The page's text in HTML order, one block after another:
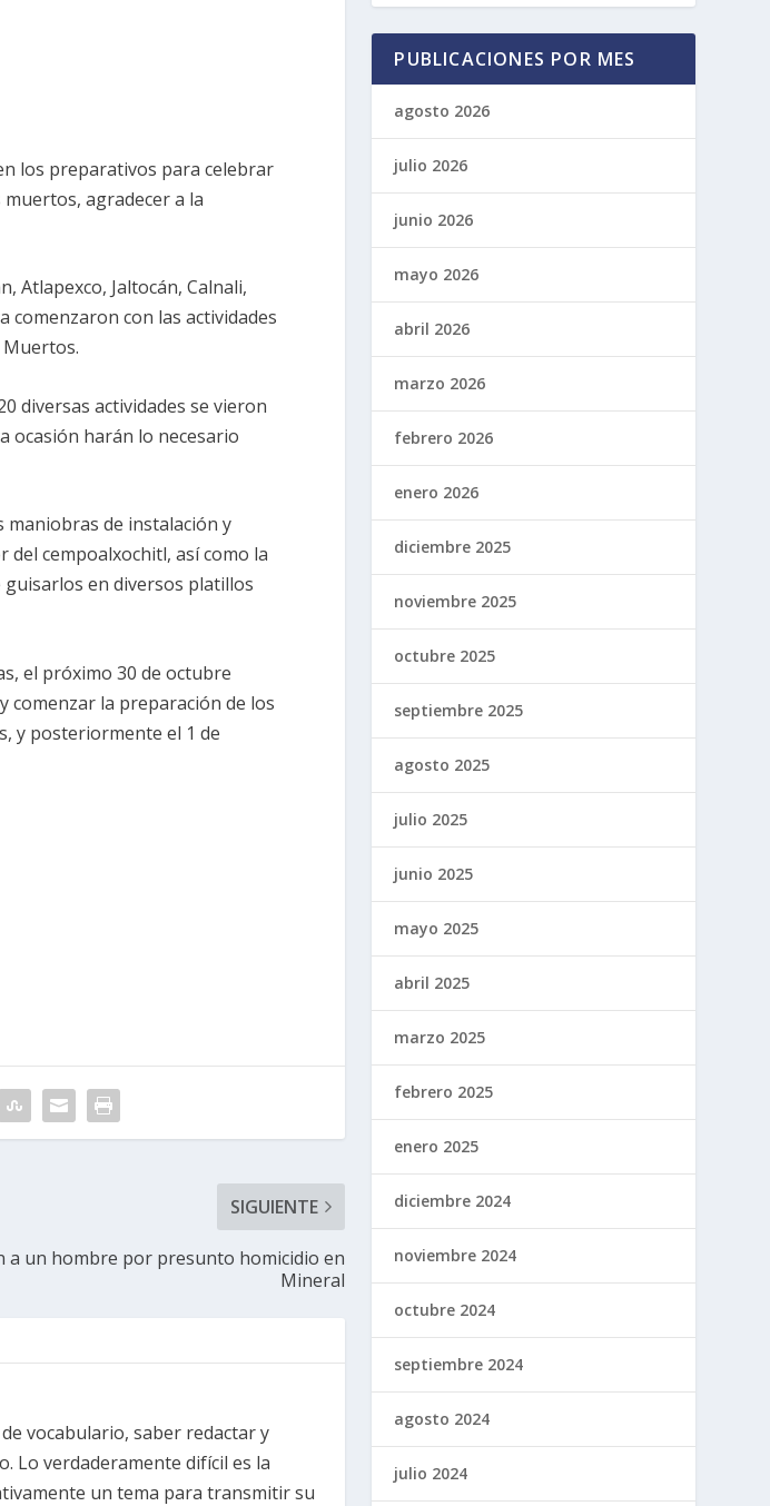
los preparativos para celebrar
agradecer a la
Atlapexco, Jaltocán, Calnali,
comenzaron con las actividades
Muertos.
diversas actividades se vieron
ocasión harán lo necesario
maniobras de instalación y
cempoalxochitl, así como la
en diversos platillos
el próximo 30 de octubre
la preparación de los
y posteriormente el 1 de
SIGUIENTE
a un hombre por presunto homicidio en
Mineral
vocabulario, saber redactar y
Lo verdaderamente difícil es la
un tema para transmitir su
PUBLICACIONES POR MES
agosto 2026
julio 2026
junio 2026
mayo 2026
abril 2026
marzo 2026
febrero 2026
enero 2026
diciembre 2025
noviembre 2025
octubre 2025
septiembre 2025
agosto 2025
julio 2025
junio 2025
mayo 2025
abril 2025
marzo 2025
febrero 2025
enero 2025
diciembre 2024
noviembre 2024
octubre 2024
septiembre 2024
agosto 2024
julio 2024